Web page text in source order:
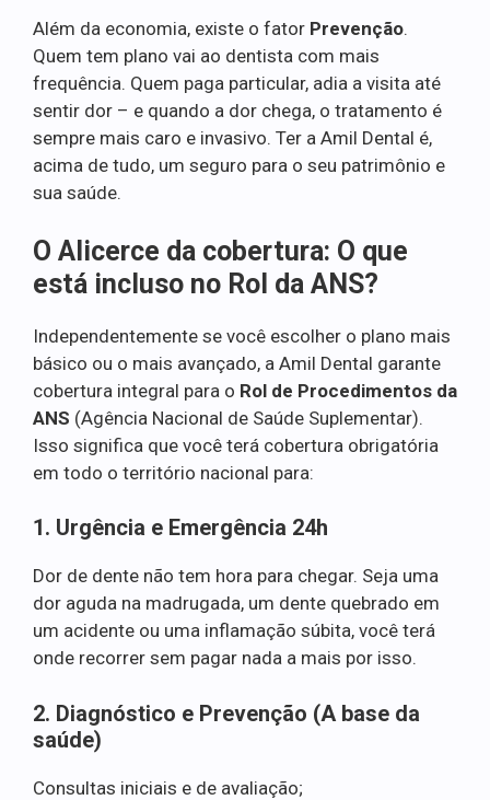
Além da economia, existe o fator Prevenção.
Quem tem plano vai ao dentista com mais
frequência. Quem paga particular, adia a visita até
sentir dor – e quando a dor chega, o tratamento é
sempre mais caro e invasivo. Ter a Amil Dental é,
acima de tudo, um seguro para o seu patrimônio e
sua saúde.
O Alicerce da cobertura: O que
está incluso no Rol da ANS?
Independentemente se você escolher o plano mais
básico ou o mais avançado, a Amil Dental garante
cobertura integral para o Rol de Procedimentos da
ANS (Agência Nacional de Saúde Suplementar).
Isso significa que você terá cobertura obrigatória
em todo o território nacional para:
1. Urgência e Emergência 24h
Dor de dente não tem hora para chegar. Seja uma
dor aguda na madrugada, um dente quebrado em
um acidente ou uma inflamação súbita, você terá
onde recorrer sem pagar nada a mais por isso.
2. Diagnóstico e Prevenção (A base da
saúde)
Consultas iniciais e de avaliação;